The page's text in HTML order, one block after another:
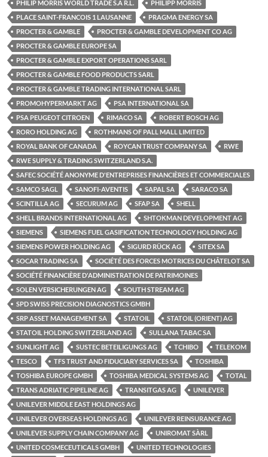
PHILIP MORRIS WORLD TRADE S.À R.L.
PHILIPP MORRIS
PLACE SAINT-FRANCOIS 1 LAUSANNE
PRAGMA ENERGY SA
PROCTER & GAMBLE
PROCTER & GAMBLE DEVELOPMENT CO AG
PROCTER & GAMBLE EUROPE SA
PROCTER & GAMBLE EXPORT OPERATIONS SARL
PROCTER & GAMBLE FOOD PRODUCTS SARL
PROCTER & GAMBLE TRADING INTERNATIONAL SARL
PROMOHYPERMARKT AG
PSA INTERNATIONAL SA
PSA PEUGEOT CITROEN
RIMACO SA
ROBERT BOSCH AG
RORO HOLDING AG
ROTHMANS OF PALL MALL LIMITED
ROYAL BANK OF CANADA
ROYCAN TRUST COMPANY SA
RWE
RWE SUPPLY & TRADING SWITZERLAND S.A.
SAFEC SOCIÉTÉ ANONYME D'ENTREPRISES FINANCIÈRES ET COMMERCIALES
SAMCO SAGL
SANOFI-AVENTIS SAPAL SA
SARACO SA
SCINTILLA AG
SECURUM AG SFAP SA
SHELL
SHELL BRANDS INTERNATIONAL AG
SHTOKMAN DEVELOPMENT AG
SIEMENS
SIEMENS FUEL GASIFICATION TECHNOLOGY HOLDING AG
SIEMENS POWER HOLDING AG
SIGURD RÜCK AG
SITEX SA
SOCAR TRADING SA
SOCIÉTÉ DES FORCES MOTRICES DU CHÂTELOT SA
SOCIÉTÉ FINANCIÈRE D'ADMINISTRATION DE PATRIMOINES
SOLEN VERSICHERUNGEN AG
SOUTH STREAM AG
SPD SWISS PRECISION DIAGNOSTICS GMBH
SRP ASSET MANAGEMENT SA
STATOIL
STATOIL (ORIENT) AG
STATOIL HOLDING SWITZERLAND AG
SULLANA TABAC SA
SUNLIGHT AG
SUSTEC BETEILIGUNGS AG TCHIBO
TELEKOM
TESCO
TFS TRUST AND FIDUCIARY SERVICES SA
TOSHIBA
TOSHIBA EUROPE GMBH
TOSHIBA MEDICAL SYSTEMS AG
TOTAL
TRANS ADRIATIC PIPELINE AG
TRANSITGAS AG
UNILEVER
UNILEVER MIDDLE EAST HOLDINGS AG
UNILEVER OVERSEAS HOLDINGS AG
UNILEVER REINSURANCE AG
UNILEVER SUPPLY CHAIN COMPANY AG
UNIROMAT SÀRL
UNITED COSMECEUTICALS GMBH
UNITED TECHNOLOGIES